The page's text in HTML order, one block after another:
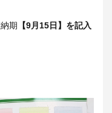
期 【9月15日】を記入